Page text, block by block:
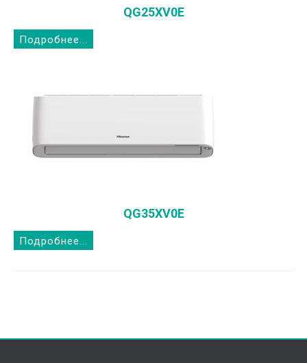
QG25XV0E
Подробнее...
QG35XV0E
Подробнее...